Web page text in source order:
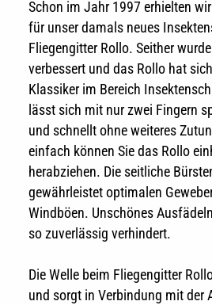
Schon im Jahr 1997 erhielten
für unser damals neues
Fliegengitter Rollo. Seither
verbessert und das Rollo hat
Klassiker im Bereich
lässt sich mit nur zwei Fingern
und schnellt ohne weiteres
einfach können Sie das Rollo
herabziehen. Die seitliche
gewährleistet optimalen
Windböen. Unschönes
so zuverlässig verhindert.
Die Welle beim Fliegengitter
und sorgt in Verbindung mit der